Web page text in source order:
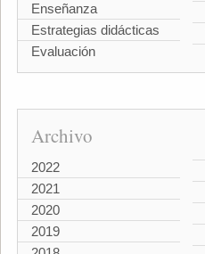
Enseñanza
Estrategias didácticas
Evaluación
Archivo
2022
2021
2020
2019